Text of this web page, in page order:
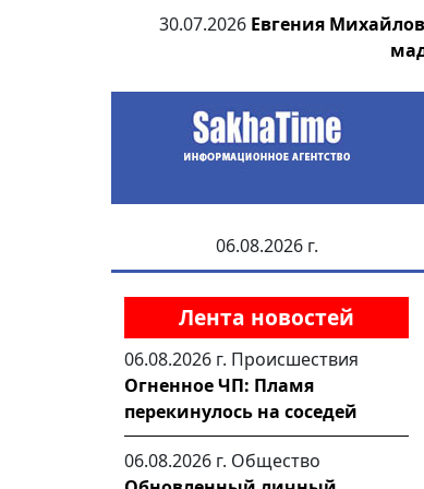
30.07.2026 Евгения
06.08.2026 г.
Лента новостей
06.08.2026 г. Происшествия
Огненное ЧП: Пламя
перекинулось на соседей
06.08.2026 г. Общество